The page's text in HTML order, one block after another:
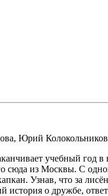
, Юрий Колокольников
учебный год
сюда из Москвы. С
Узнав, что за
история о дружбе,